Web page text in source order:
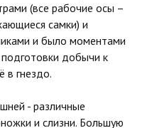
(все рабочие осы –
самки) и
и было моментами
добычи к
в гнездо.
- различные
и слизни. Большую